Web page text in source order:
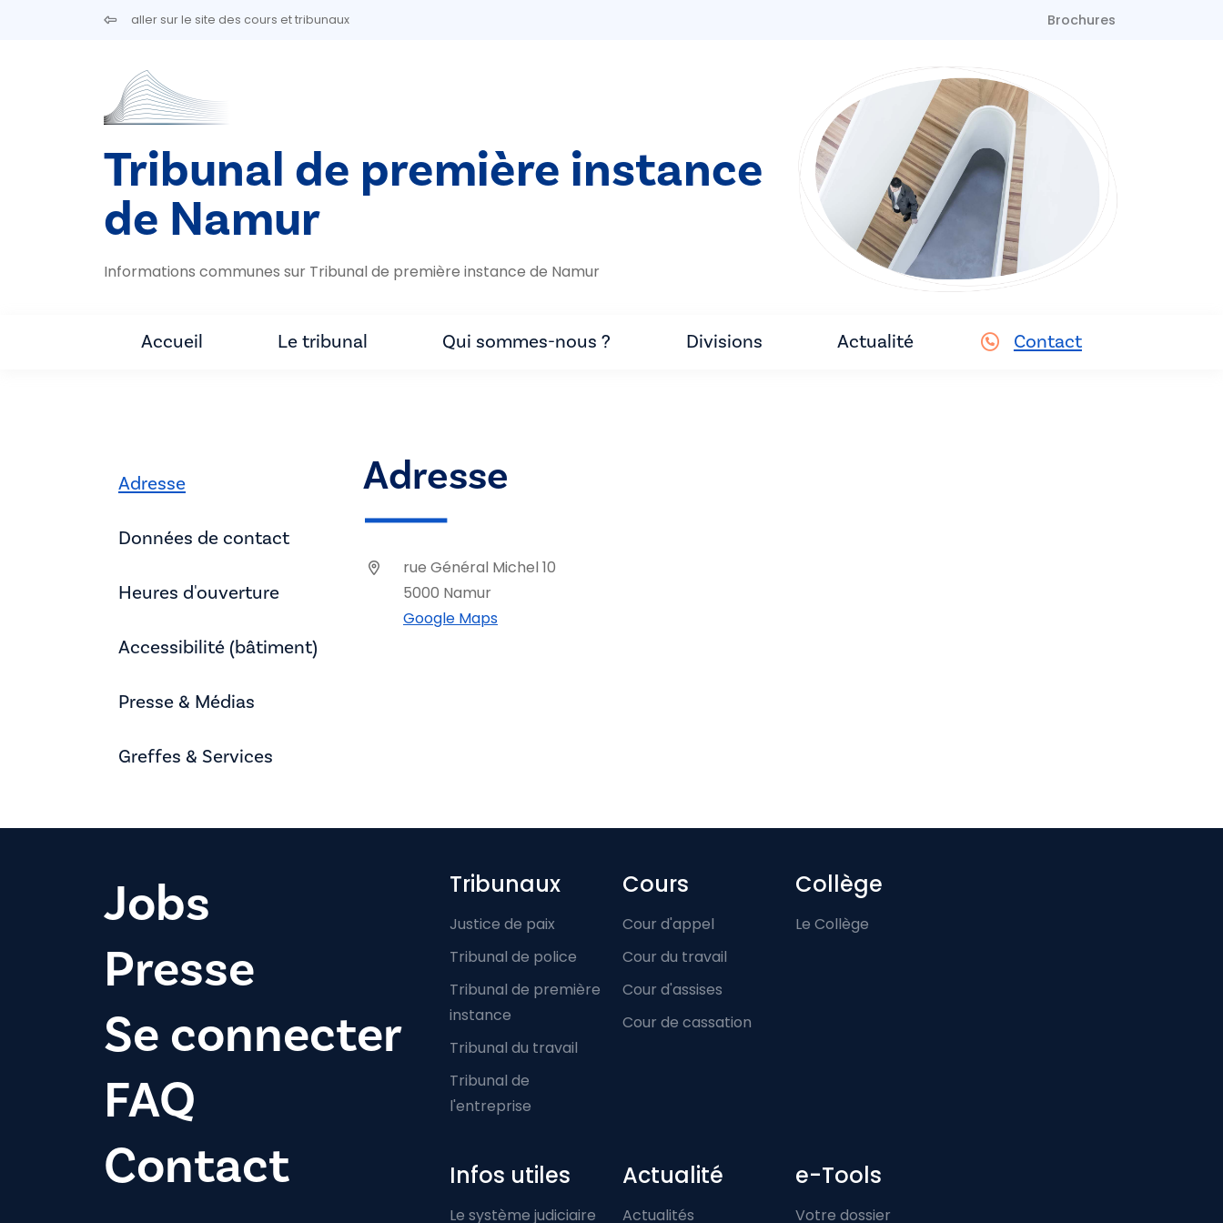
Aller au contenu principalaller sur le site des cours et tribunaux Brochures
Tribunal de première instance
de Namur
Informations communes sur Tribunal de première instance de Namur
Accueil Le tribunal Qui sommes-nous ? Divisions Actualité Contact
Adresse
Données de contact
Heures d'ouverture
Accessibilité (bâtiment)
Presse & Médias
Greffes & Services
Adresse
rue Général Michel 10
5000 Namur
Google Maps
Jobs
Presse
Se connecter
FAQ
Contact
Footer-menu
Tribunaux
Justice de paix
Tribunal de police
Tribunal de première
instance
Tribunal du travail
Tribunal de
l'entreprise
Cours
Cour d'appel
Cour du travail
Cour d'assises
Cour de cassation
Collège
Le Collège
Infos utiles
Le système judiciaire
Actualité
Actualités
e-Tools
Votre dossier